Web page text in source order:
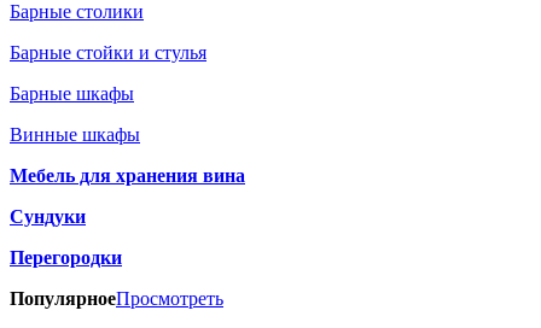
Барные столики
Барные стойки и стулья
Барные шкафы
Винные шкафы
Мебель для хранения вина
Сундуки
Перегородки
ПопулярноеПросмотреть